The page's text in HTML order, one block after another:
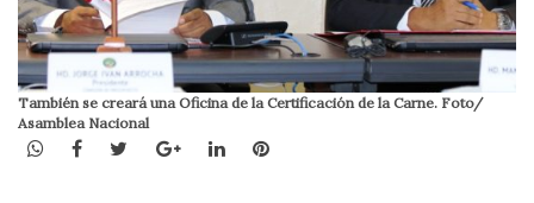
También se creará una Oficina de la Certificación de la Carne. Foto/
Asamblea Nacional
WhatsApp
Facebook
TwitterGoogle+LinkedInPinterest